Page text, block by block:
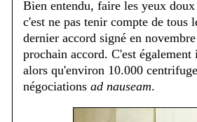
Bien entendu, faire les yeux
c'est ne pas tenir compte de tous
dernier accord signé en
prochain accord. C'est
alors qu'environ 10.000
négociations ad nauseam.